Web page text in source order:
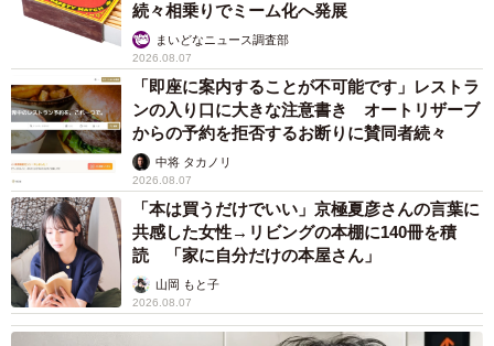
続々相乗りでミーム化へ発展
まいどなニュース調査部
2026.08.07
「即座に案内することが不可能です」レストラ
ンの入り口に大きな注意書き オートリザーブ
からの予約を拒否するお断りに賛同者続々
中将 タカノリ
2026.08.07
「本は買うだけでいい」京極夏彦さんの言葉に
共感した女性→リビングの本棚に140冊を積
読 「家に自分だけの本屋さん」
山岡 もと子
2026.08.07